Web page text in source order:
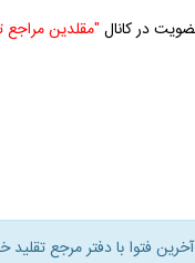
در كانال "مقلدين مراجع
فتوا با دفتر مرجع